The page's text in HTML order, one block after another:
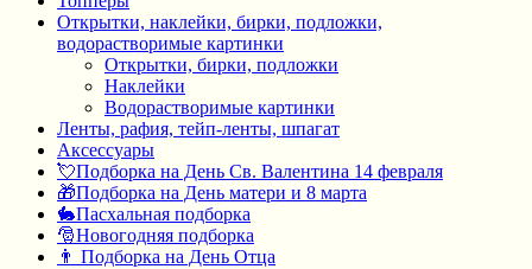
Открытки, наклейки, бирки, подложки,
водорастворимые картинки
Открытки, бирки, подложки
Наклейки
Водорастворимые картинки
Ленты, рафия, тейп-ленты, шпагат
Аксессуары
💘Подборка на День Св. Валентина 14 февраля
🎁Подборка на День матери и 8 марта
🐇Пасхальная подборка
🎅Новогодняя подборка
👨 Подборка на День Отца